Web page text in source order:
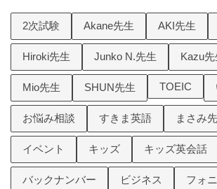
2次試験 Akane先生 AKI先生
Hiroki先生 Junko N.先生 Kazu先
Mio先生 SHUN先生 TOEIC
お悩み相談 すきま英語 まさみ
イベント キッズ キッズ英会話
バックナンバー ビジネス フォ